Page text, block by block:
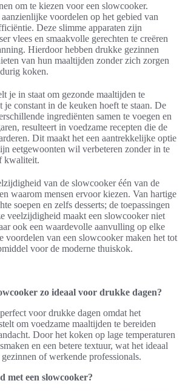
om te kiezen voor een slowcooker.
voordelen op het gebied van
Deze slimme apparaten zijn
vlees en smaakvolle gerechten te creëren
Hierdoor hebben drukke gezinnen
van hun maaltijden zonder zich zorgen
koken.
je in staat om gezonde maaltijden te
je constant in de keuken hoeft te staan. De
ingrediënten samen te voegen en
resulteert in voedzame recepten die de
Dit maakt het een aantrekkelijke optie
eetgewoonten wil verbeteren zonder in te
kwaliteit.
van de slowcooker één van de
waarom mensen ervoor kiezen. Van hartige
soepen en zelfs desserts; de toepassingen
veelzijdigheid maakt een slowcooker niet
ook een waardevolle aanvulling op elke
voordelen van een slowcooker maken het tot
voor de moderne thuiskok.
zo ideaal voor drukke dagen?
voor drukke dagen omdat het
om voedzame maaltijden te bereiden
Door het koken op lage temperaturen
en een betere textuur, wat het ideaal
of werkende professionals.
met een slowcooker?